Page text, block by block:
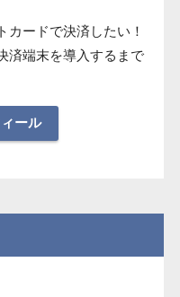
カードで決済したい！
済端末を導入するまで
ール